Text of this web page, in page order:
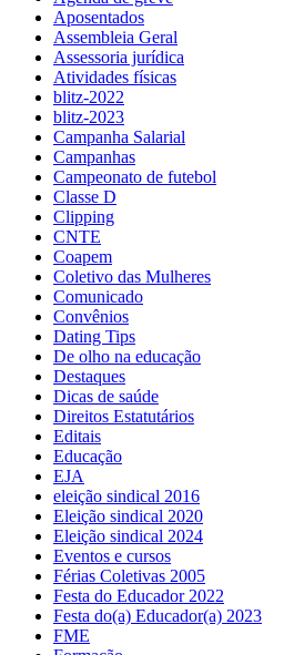
Aposentados
Assembleia Geral
Assessoria jurídica
Atividades físicas
blitz-2022
blitz-2023
Campanha Salarial
Campanhas
Campeonato de futebol
Classe D
Clipping
CNTE
Coapem
Coletivo das Mulheres
Comunicado
Convênios
Dating Tips
De olho na educação
Destaques
Dicas de saúde
Direitos Estatutários
Editais
Educação
EJA
eleição sindical 2016
Eleição sindical 2020
Eleição sindical 2024
Eventos e cursos
Férias Coletivas 2005
Festa do Educador 2022
Festa do(a) Educador(a) 2023
FME